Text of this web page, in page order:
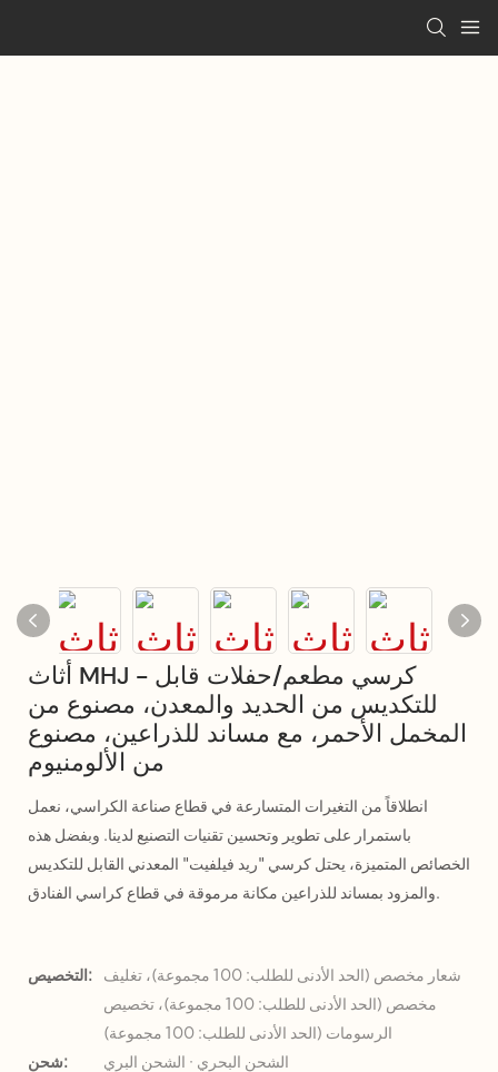
أثاث MHJ - كرسي مطعم/حفلات قابل
للتكديس من الحديد والمعدن، مصنوع من
المخمل الأحمر، مع مساند للذراعين، مصنوع
من الألومنيوم
انطلاقاً من التغيرات المتسارعة في قطاع صناعة الكراسي، نعمل
باستمرار على تطوير وتحسين تقنيات التصنيع لدينا. وبفضل هذه
الخصائص المتميزة، يحتل كرسي "ريد فيلفيت" المعدني القابل للتكديس
والمزود بمساند للذراعين مكانة مرموقة في قطاع كراسي الفنادق.
التخصيص:
شعار مخصص (الحد الأدنى للطلب: 100 مجموعة)، تغليف
مخصص (الحد الأدنى للطلب: 100 مجموعة)، تخصيص
الرسومات (الحد الأدنى للطلب: 100 مجموعة)
شحن:
الشحن البحري · الشحن البري